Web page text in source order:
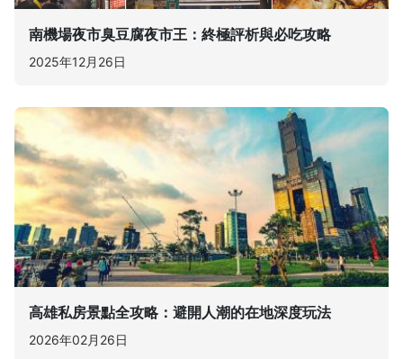
南機場夜市臭豆腐夜市王：終極評析與必吃攻略
2025年12月26日
高雄私房景點全攻略：避開人潮的在地深度玩法
2026年02月26日